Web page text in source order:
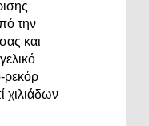
την
και
ρεκόρ
χιλιάδων